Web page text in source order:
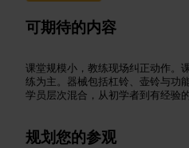
可期待的内容
课堂规模小，教练现场纠正动作。
练为主。器械包括杠铃、壶铃与功
学员层次混合，从初学者到有经验的
规划您的参观